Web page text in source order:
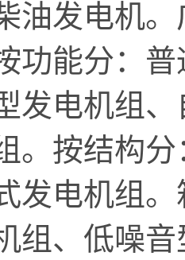
油发电机
功能分：
发电机组
。按结构
发电机组
组、低噪